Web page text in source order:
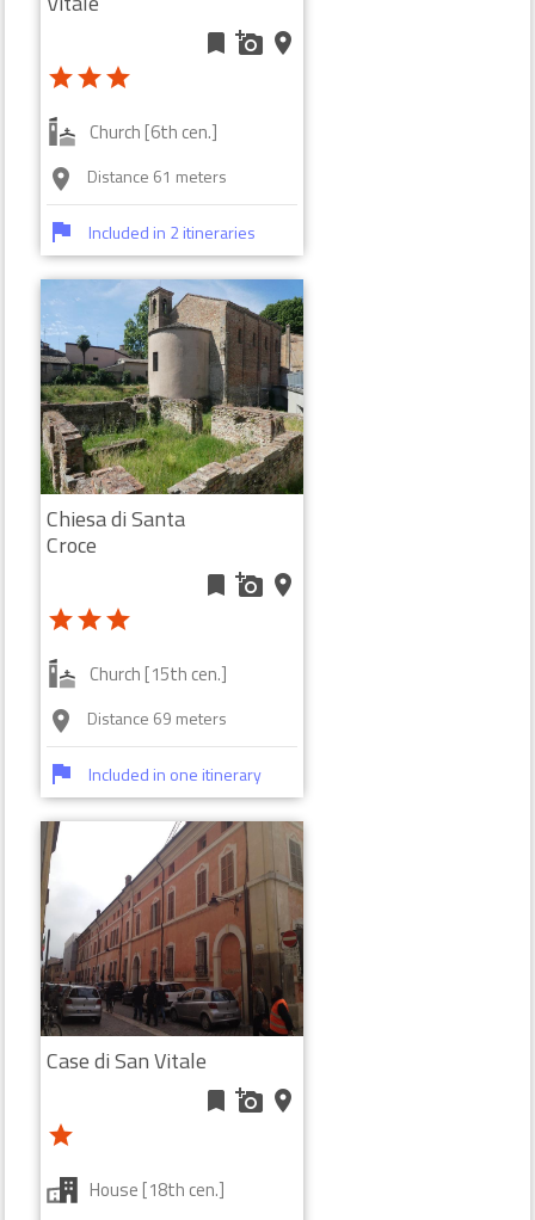
bookmark add_a_photo place
starstarstar
Church [6th cen.]
room Distance 61 meters
flag Included in 2 itineraries
Chiesa di Santa
Croce
bookmark add_a_photo place
starstarstar
Church [15th cen.]
room Distance 69 meters
flag Included in one itinerary
Case di San Vitale
bookmark add_a_photo place
star
House [18th cen.]